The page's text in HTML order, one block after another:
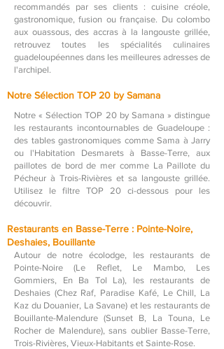
recommandés par ses clients : cuisine créole,
gastronomique, fusion ou française. Du colombo
aux ouassous, des accras à la langouste grillée,
retrouvez toutes les spécialités culinaires
guadeloupéennes dans les meilleures adresses de
l'archipel.
Notre Sélection TOP 20 by Samana
Notre « Sélection TOP 20 by Samana » distingue
les restaurants incontournables de Guadeloupe :
des tables gastronomiques comme Sama à Jarry
ou l'Habitation Desmarets à Basse-Terre, aux
paillotes de bord de mer comme La Paillote du
Pécheur à Trois-Rivières et sa langouste grillée.
Utilisez le filtre TOP 20 ci-dessous pour les
découvrir.
Restaurants en Basse-Terre : Pointe-Noire,
Deshaies, Bouillante
Autour de notre écolodge, les restaurants de
Pointe-Noire (Le Reflet, Le Mambo, Les
Gommiers, En Ba Tol La), les restaurants de
Deshaies (Chez Raf, Paradise Kafé, Le Chill, La
Kaz du Douanier, La Savane) et les restaurants de
Bouillante-Malendure (Sunset B, La Touna, Le
Rocher de Malendure), sans oublier Basse-Terre,
Trois-Rivières, Vieux-Habitants et Sainte-Rose.